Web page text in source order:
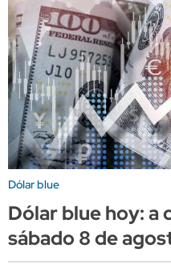
Dólar blue
Dólar blue hoy: a
sábado 8 de